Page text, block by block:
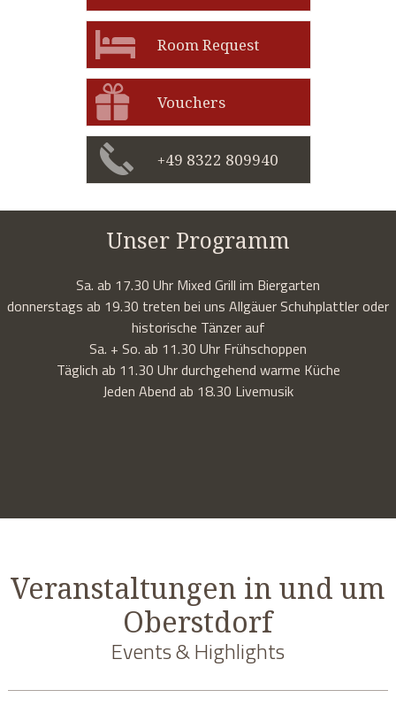
Unser Programm
Sa. ab 17.30 Uhr Mixed Grill im Biergarten
donnerstags ab 19.30 treten bei uns Allgäuer Schuhplattler oder
historische Tänzer auf
Sa. + So. ab 11.30 Uhr Frühschoppen
Täglich ab 11.30 Uhr durchgehend warme Küche
Jeden Abend ab 18.30 Livemusik
Room Request
Vouchers
+49 8322 809940
Veranstaltungen in und um
Oberstdorf
Events & Highlights